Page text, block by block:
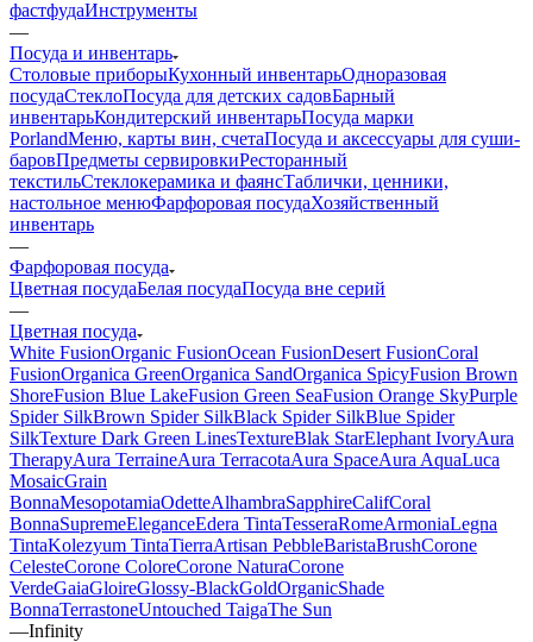
фастфудаИнструменты
—
Посуда и инвентарь
Столовые приборыКухонный инвентарьОдноразовая
посудаСтеклоПосуда для детских садовБарный
инвентарьКондитерский инвентарьПосуда марки
PorlandМеню, карты вин, счетаПосуда и аксессуары для суши-
баровПредметы сервировкиРесторанный
текстильСтеклокерамика и фаянсТаблички, ценники,
настольное менюФарфоровая посудаХозяйственный
инвентарь
—
Фарфоровая посуда
Цветная посудаБелая посудаПосуда вне серий
—
Цветная посуда
White FusionOrganic FusionOcean FusionDesert FusionCoral
FusionOrganica GreenOrganica SandOrganica SpicyFusion Brown
ShoreFusion Blue LakeFusion Green SeaFusion Orange SkyPurple
Spider SilkBrown Spider SilkBlack Spider SilkBlue Spider
SilkTexture Dark Green LinesTextureBlak StarElephant IvoryAura
TherapyAura TerraineAura TerracotaAura SpaceAura AquaLuca
MosaicGrain
BonnaMesopotamiaOdetteAlhambraSapphireCalifCoral
BonnaSupremeEleganceEdera TintaTesseraRomeArmoniaLegna
TintaKolezyum TintaTierraArtisan PebbleBaristaBrushCorone
CelesteCorone ColoreCorone NaturaCorone
VerdeGaiaGloireGlossy-BlackGoldOrganicShade
BonnaTerrastoneUntouched TaigaThe Sun
—Infinity